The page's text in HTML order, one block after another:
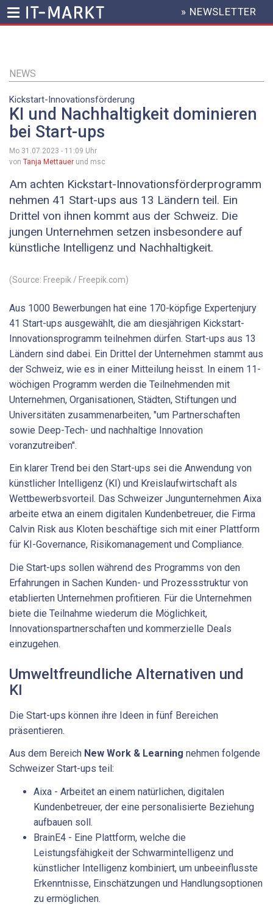
Inhalt
HEADER
MENU
» NEWSLETTER
NEWS
Kickstart-Innovationsförderung
KI und Nachhaltigkeit dominieren
bei Start-ups
Mo 31.07.2023 - 11:09 Uhr
von Tanja Mettauer und msc
Am achten Kickstart-Innovationsförderprogramm
nehmen 41 Start-ups aus 13 Ländern teil. Ein
Drittel von ihnen kommt aus der Schweiz. Die
jungen Unternehmen setzen insbesondere auf
künstliche Intelligenz und Nachhaltigkeit.
(Source: Freepik / Freepik.com)
Aus 1000 Bewerbungen hat eine 170-köpfige Expertenjury
41 Start-ups ausgewählt, die am diesjährigen Kickstart-
Innovationsprogramm teilnehmen dürfen. Start-ups aus 13
Ländern sind dabei. Ein Drittel der Unternehmen stammt aus
der Schweiz, wie es in einer Mitteilung heisst. In einem 11-
wöchigen Programm werden die Teilnehmenden mit
Unternehmen, Organisationen, Städten, Stiftungen und
Universitäten zusammenarbeiten, "um Partnerschaften
sowie Deep-Tech- und nachhaltige Innovation
voranzutreiben".
Ein klarer Trend bei den Start-ups sei die Anwendung von
künstlicher Intelligenz (KI) und Kreislaufwirtschaft als
Wettbewerbsvorteil. Das Schweizer Jungunternehmen Aixa
arbeite etwa an einem digitalen Kundenbetreuer, die Firma
Calvin Risk aus Kloten beschäftige sich mit einer Plattform
für KI-Governance, Risikomanagement und Compliance.
Die Start-ups sollen während des Programms von den
Erfahrungen in Sachen Kunden- und Prozessstruktur von
etablierten Unternehmen profitieren. Für die Unternehmen
biete die Teilnahme wiederum die Möglichkeit,
Innovationspartnerschaften und kommerzielle Deals
einzugehen.
Umweltfreundliche Alternativen und
KI
Die Start-ups können ihre Ideen in fünf Bereichen
präsentieren.
Aus dem Bereich New Work & Learning nehmen folgende
Schweizer Start-ups teil:
Aixa - Arbeitet an einem natürlichen, digitalen
Kundenbetreuer, der eine personalisierte Beziehung
aufbauen soll.
BrainE4 - Eine Plattform, welche die
Leistungsfähigkeit der Schwarmintelligenz und
künstlicher Intelligenz kombiniert, um unbeeinflusste
Erkenntnisse, Einschätzungen und Handlungsoptionen
zu ermöglichen.